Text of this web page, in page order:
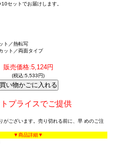
セットでお届けします。
ト／熱転写
ット／両面タイプ
販売価格:5,124円
(税込:5,533円)
プライスでご提供
がございます。売り切れる前に、早 めのご注
▼商品詳細▼